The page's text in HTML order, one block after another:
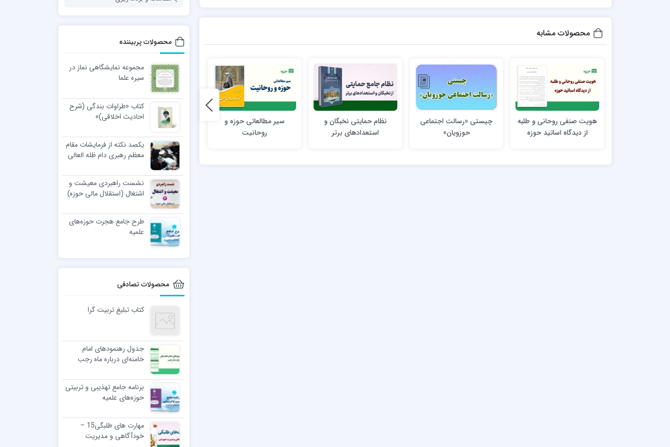
محصولات مشابه
هویت صنفی روحانی و طلبه
از دیدگاه اساتید حوزه
چیستی «رسالت اجتماعی
حوزویان»
نظام حمایتی نخبگان و
استعدادهای برتر
سیر مطالعاتی حوزه و
روحانیت
ستاد همکاری‌های حوزه و
محصولات پربیننده
مجموعه نمایشگاهی نماز در
سیره علما
کتاب «طراوات بندگی (شرح
احادیث اخلاقی)»
یکصد نکته از فرمایشات مقام
معظم رهبری دام ظله العالی
نشست راهبردی معیشت و
اشتغال (استقلال مالی حوزه)
طرح جامع هجرت حوزه‌های
علمیه
محصولات تصادفی
کتاب تبلیغ تربیت گرا
جدول رهنمودهای امام
خامنه‌ای درباره ماه رجب
برنامه جامع تهذیبی و تربیتی
حوزه‌های علمیه
مهارت های طلبگی15 –
خودآگاهی و مدیریت